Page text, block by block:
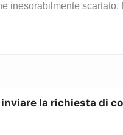
inesorabilmente
la richiesta di